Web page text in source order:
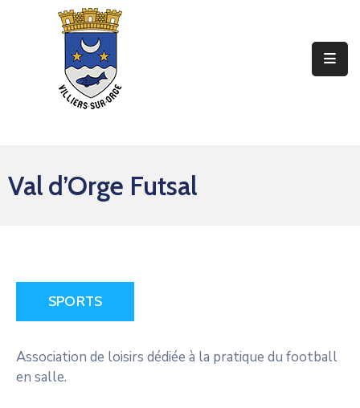
Mes
Contact
Val d’Orge Futsal
SPORTS
Association de loisirs dédiée à la pratique du football
en salle.